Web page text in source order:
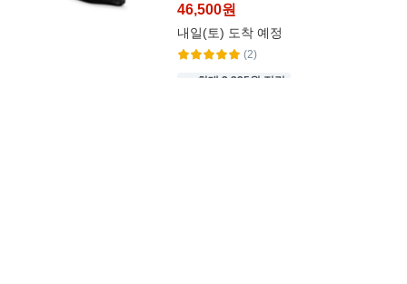
46,500원
내일(토) 도착 예정
(2)
최대 2,325원 적립